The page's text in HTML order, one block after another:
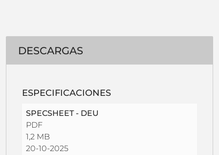
DESCARGAS
ESPECIFICACIONES
SPECSHEET - DEU
PDF
1,2 MB
20-10-2025